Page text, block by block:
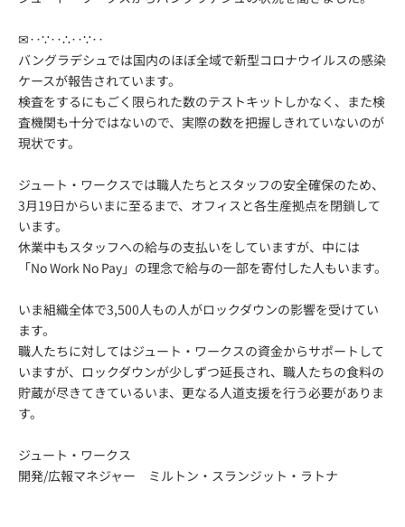
✉‥∵‥∴‥∵‥
バングラデシュでは国内のほぼ全域で新型コロナウイルスの感染
ケースが報告されています。
検査をするにもごく限られた数のテストキットしかなく、また検
査機関も十分ではないので、実際の数を把握しきれていないのが
現状です。
ジュート・ワークスでは職人たちとスタッフの安全確保のため、
3月19日からいまに至るまで、オフィスと各生産拠点を閉鎖して
います。
休業中もスタッフへの給与の支払いをしていますが、中には
「No Work No Pay」の理念で給与の一部を寄付した人もいます。
いま組織全体で3,500人もの人がロックダウンの影響を受けてい
ます。
職人たちに対してはジュート・ワークスの資金からサポートして
いますが、ロックダウンが少しずつ延長され、職人たちの食料の
貯蔵が尽きてきているいま、更なる人道支援を行う必要がありま
す。
ジュート・ワークス
開発/広報マネジャー ミルトン・スランジット・ラトナ